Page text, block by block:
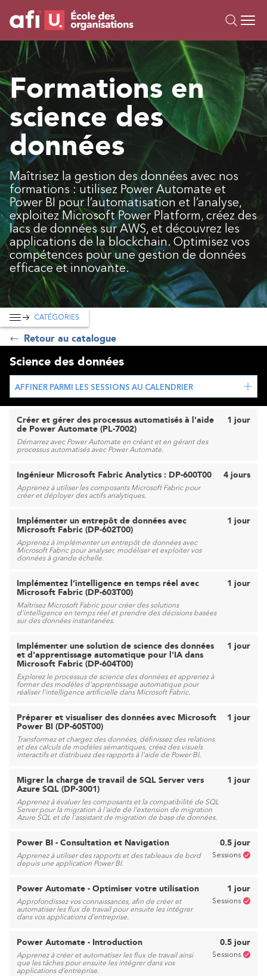
Formations
Campus IA
Sur mesure
À propos
Ressources
Formations en
science des
données
Maîtrisez la gestion des données avec nos
formations : utilisez Power Automate et
Power BI pour l’automatisation et l’analyse,
exploitez Microsoft Power Platform, créez des
lacs de données sur AWS, et découvrez les
applications de la blockchain. Optimisez vos
compétences pour une gestion de données
efficace et innovante.
Retour au catalogue
CATÉGORIES
Science des données
AFFINER PARMI LES SESSIONS AU CALENDRIER
Créer et gérer des processus automatisés à l'aide
de Power Automate (PL-7002)
Démarrez avec Power Automate en créant et en gérant des
processus automatisés avec Power Automate.
1 jour
Ingénieur Microsoft Fabric Analytics : DP-600T00
Apprenez à utiliser les composants Microsoft Fabric pour
créer et déployer des actifs analytiques.
4 jours
Implémenter un entrepôt de données avec
Microsoft Fabric (DP-602T00)
Apprenez à implémenter un entrepôt de données avec
Microsoft Fabric pour analyser, modéliser et exploiter vos
données à grande échelle.
1 jour
Implémentez l’intelligence en temps réel avec
Microsoft Fabric (DP-603T00)
Maîtrisez Microsoft Fabric pour créer des solutions
d’intelligence en temps réel et prendre des décisions basées
sur des données instantanées.
1 jour
Implémenter une solution de science des données
et d'apprentissage automatique pour l'IA dans
Microsoft Fabric (DP-604T00)
Explorez le processus de science des données et apprenez à
former des modèles d'apprentissage automatique pour
réaliser l'intelligence artificielle dans Microsoft Fabric.
1 jour
Préparer et visualiser des données avec Microsoft
Power BI (DP-605T00)
Transformez et chargez des données, définissez des relations
et des calculs de modèles sémantiques, créez des visuels
interactifs et distribuez des rapports à l'aide de Power BI.
1 jour
Migrer la charge de travail de SQL Server vers
Azure SQL (DP-3001)
Apprenez à évaluer les composants et la compatibilité de SQL
Server pour la migration à l'aide de l'extension de migration
Azure SQL et de l'assistant de migration de base de données.
1 jour
Power BI - Consultation et Navigation
Apprenez à utiliser des rapports et des tableaux de bord
depuis une application Power BI.
0.5 jour
Sessions
Power Automate - Optimiser votre utilisation
Approfondissez vos connaissances, afin de créer et
automatiser les flux de travail pour ensuite les intégrer
dans vos applications d’entreprise.
1 jour
Sessions
Power Automate - Introduction
Apprenez à créer et automatiser les flux de travail ainsi
que les tâches pour ensuite les intégrer dans vos
applications d’entreprise.
0.5 jour
Sessions